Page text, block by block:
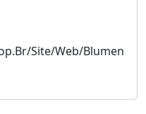
Site/Web/Blumen